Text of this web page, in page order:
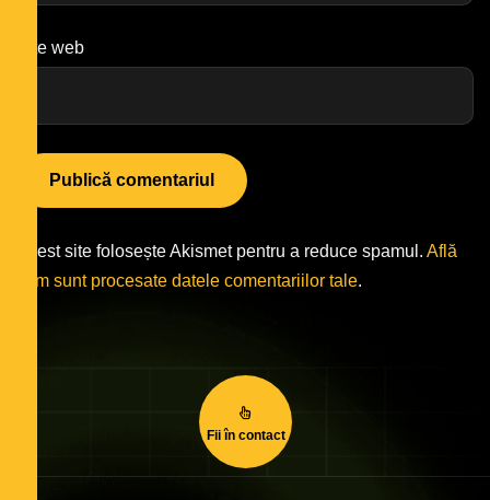
Site web
Acest site folosește Akismet pentru a reduce spamul. Află
cum sunt procesate datele comentariilor tale.
Fii în contact